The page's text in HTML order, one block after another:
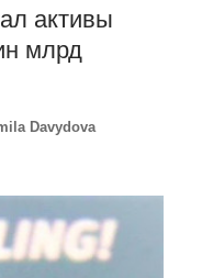
активы
млрд
Davydova